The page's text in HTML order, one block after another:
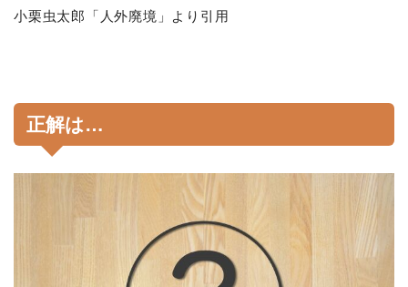
小栗虫太郎「人外廃境」より引用
正解は…